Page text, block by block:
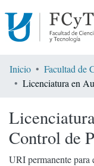
Comunidades
Encontrar por
Estadísticas
Inicio
Control de
URI permanente para